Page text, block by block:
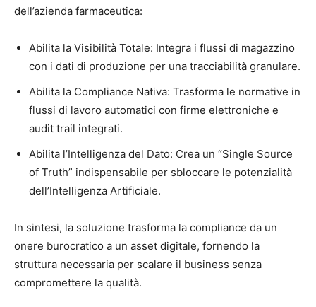
dell’azienda farmaceutica:
Abilita la Visibilità Totale: Integra i flussi di magazzino
con i dati di produzione per una tracciabilità granulare.
Abilita la Compliance Nativa: Trasforma le normative in
flussi di lavoro automatici con firme elettroniche e
audit trail integrati.
Abilita l’Intelligenza del Dato: Crea un “Single Source
of Truth” indispensabile per sbloccare le potenzialità
dell’Intelligenza Artificiale.
In sintesi, la soluzione trasforma la compliance da un
onere burocratico a un asset digitale, fornendo la
struttura necessaria per scalare il business senza
compromettere la qualità.